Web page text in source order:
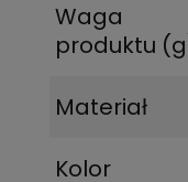
Waga
produktu
Materiał
Kolor